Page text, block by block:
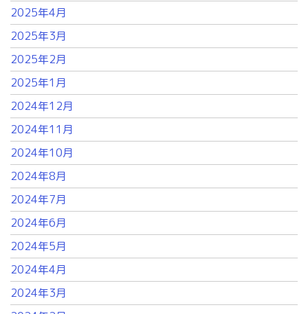
2025年4月
2025年3月
2025年2月
2025年1月
2024年12月
2024年11月
2024年10月
2024年8月
2024年7月
2024年6月
2024年5月
2024年4月
2024年3月